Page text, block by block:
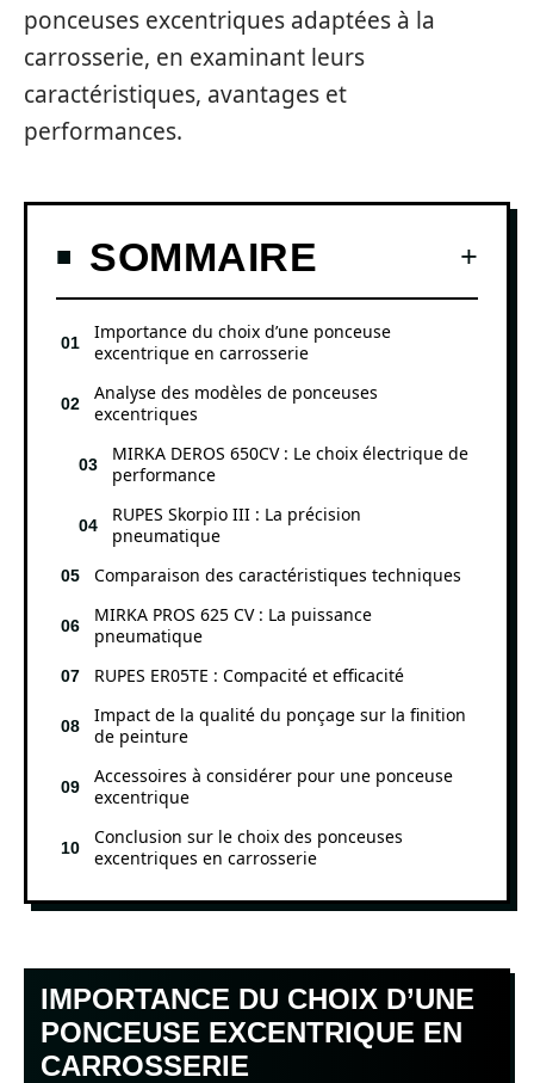
ponceuses excentriques adaptées à la
carrosserie, en examinant leurs
caractéristiques, avantages et
performances.
SOMMAIRE
Importance du choix d’une ponceuse
excentrique en carrosserie
Analyse des modèles de ponceuses
excentriques
MIRKA DEROS 650CV : Le choix électrique de
performance
RUPES Skorpio III : La précision
pneumatique
Comparaison des caractéristiques techniques
MIRKA PROS 625 CV : La puissance
pneumatique
RUPES ER05TE : Compacité et efficacité
Impact de la qualité du ponçage sur la finition
de peinture
Accessoires à considérer pour une ponceuse
excentrique
Conclusion sur le choix des ponceuses
excentriques en carrosserie
IMPORTANCE DU CHOIX D’UNE
PONCEUSE EXCENTRIQUE EN
CARROSSERIE